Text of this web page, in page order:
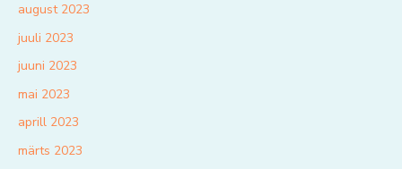
august 2023
juuli 2023
juuni 2023
mai 2023
aprill 2023
märts 2023